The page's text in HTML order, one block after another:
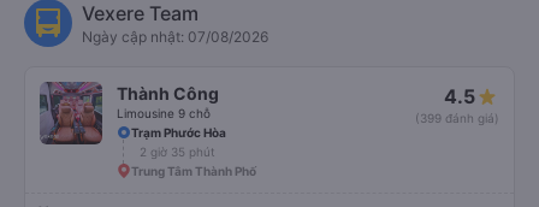
Vexere Team
Ngày cập nhật: 07/08/2026
Thành Công
Limousine 9 chỗ
4.5
(399 đánh giá)
Trạm Phước Hòa
2 giờ 35 phút
Trung Tâm Thành Phố